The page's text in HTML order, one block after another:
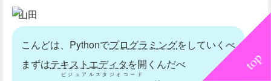
山田
こんどは、Pythonでプログラミングをしていくべ
まずはテキストエディタを開くんだべ
ビジュアルスタジオコード